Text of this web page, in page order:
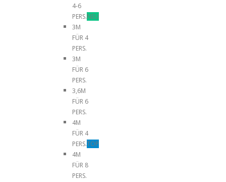
4-6
PERS.NEU
3M
FÜR 4
PERS.
3M
FÜR 6
PERS.
3,6M
FÜR 6
PERS.
4M
FÜR 4
PERS.TOP
4M
FÜR 8
PERS.